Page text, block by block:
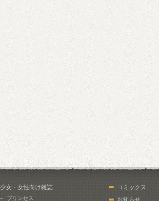
少女・女性向け雑誌
プリンセス
コミックス
お知らせ